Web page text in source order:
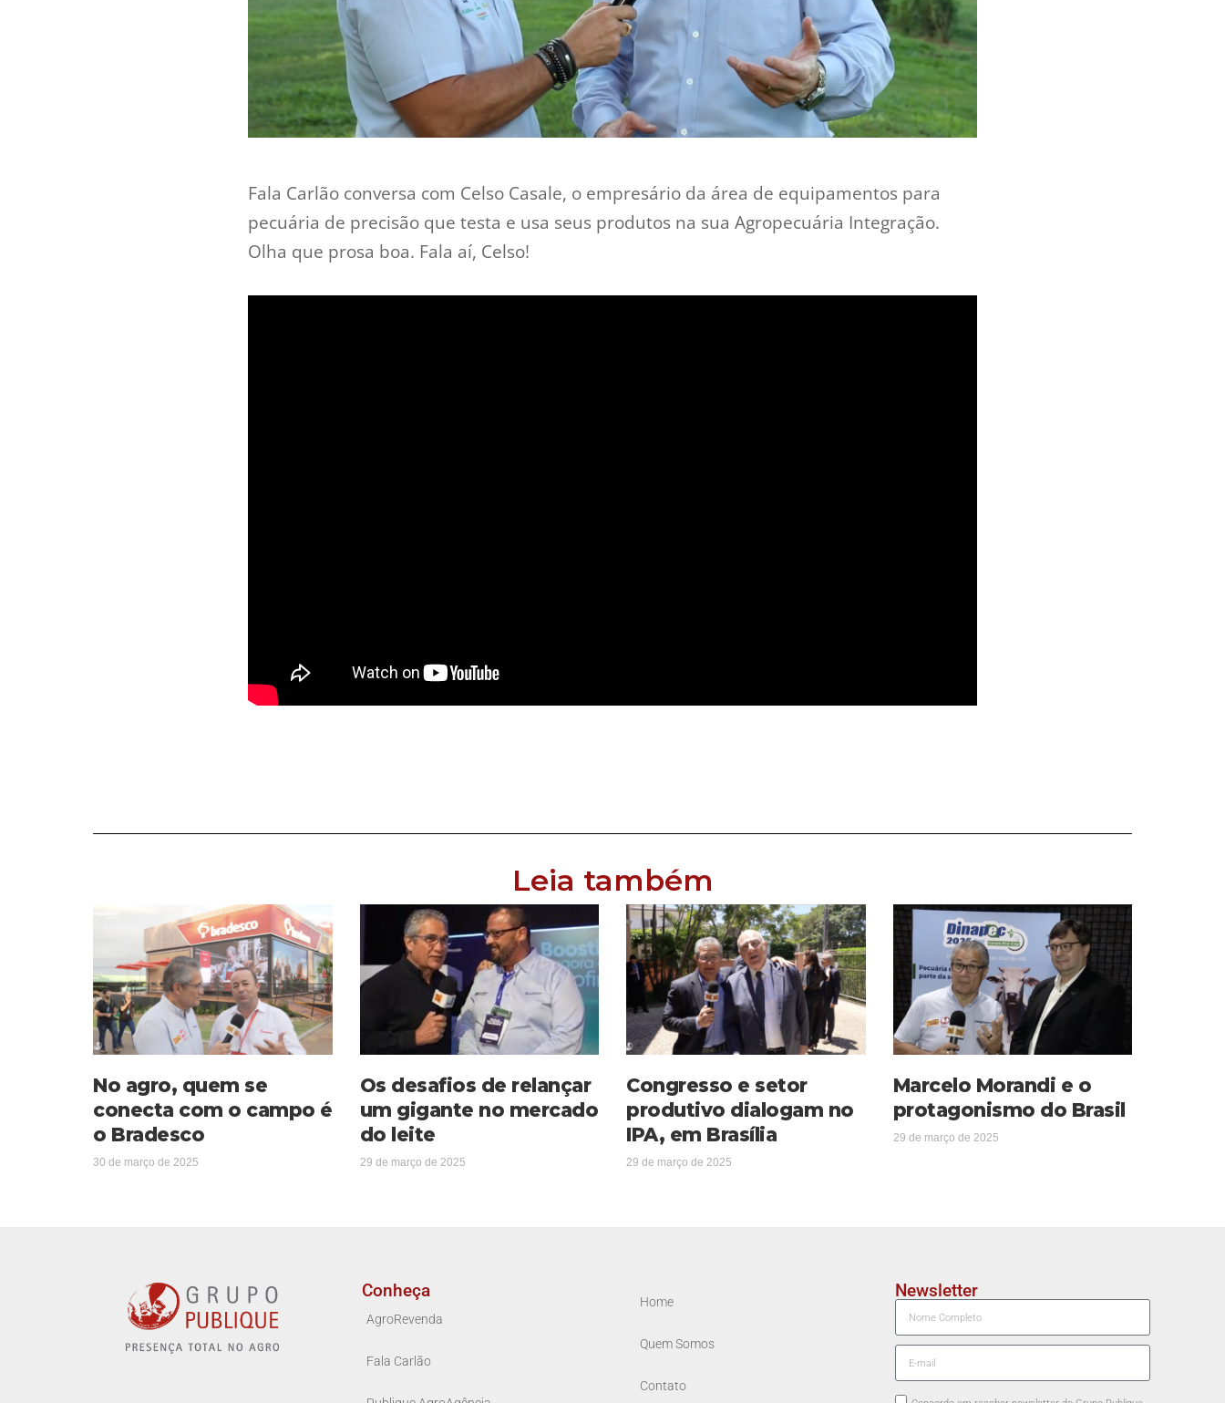
Fala Carlão conversa com Celso Casale, o empresário da área de equipamentos para
pecuária de precisão que testa e usa seus produtos na sua Agropecuária Integração.
Olha que prosa boa. Fala aí, Celso!
Leia também
No agro, quem se
conecta com o campo é
o Bradesco
30 de março de 2025
Os desafios de relançar
um gigante no mercado
do leite
29 de março de 2025
Congresso e setor
produtivo dialogam no
IPA, em Brasília
29 de março de 2025
Marcelo Morandi e o
protagonismo do Brasil
29 de março de 2025
Conheça
AgroRevenda
Fala Carlão
Home
Quem Somos
Contato
Newsletter